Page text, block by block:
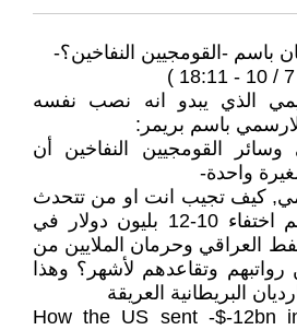
الذي يبدو انه نصب نفسه
باسم بريمر:
وسائر القومجيين النفاخين أن
واحدة-
كيف تجيب انت او من تتحدث
باسمه, بريمر, على تهم اختفاء 10-12 بليون دولار في
العراقي وحرمان الملايين من
رواتبهم وتقاعدهم لأشهر؟ وهذا
البريطانية العريقة
How the US sent -$-12bn